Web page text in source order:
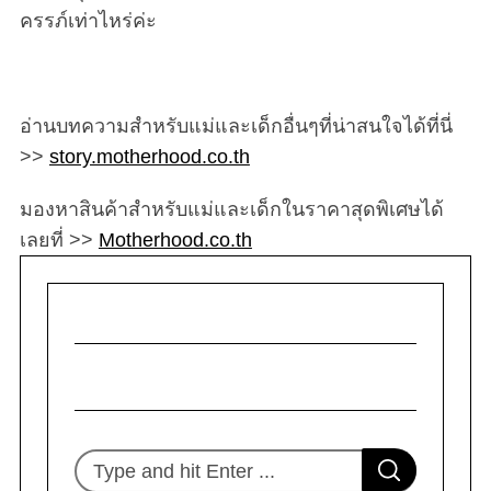
ครรภ์เท่าไหร่ค่ะ
อ่านบทความสำหรับแม่และเด็กอื่นๆที่น่าสนใจได้ที่นี่
>> story.motherhood.co.th
มองหาสินค้าสำหรับแม่และเด็กในราคาสุดพิเศษได้
เลยที่ >> Motherhood.co.th
S
S